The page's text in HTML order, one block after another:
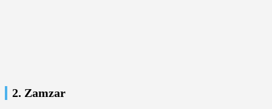
2. Zamzar